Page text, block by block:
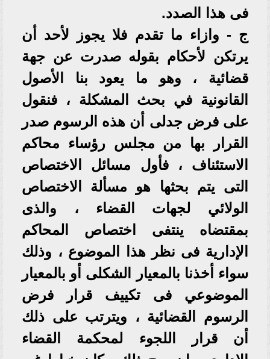
فى هذا الصدد.
ج - وازاء ما تقدم فلا يجوز لأحد أن
يرتكن لأحكام بقوله صدرت عن جهة
قضائية ، وهو ما يعود بنا الأصول
القانونية في بحث المشكلة ، فنقول
على فرض جدلى أن هذه الرسوم صدر
القرار بها من مجلس رؤساء محاكم
الاستئناف ، فأول مسائل الاختصاص
التى يتم بحثها هو مسألة الاختصاص
الولائي لجهات القضاء ، والذى
بمقتضاه ينتفى اختصاص المحاكم
الإدارية فى نظر هذا الموضوع ، وذلك
سواء أخذنا بالمعيار الشكلى أو بالمعيار
الموضوعي فى تكييف قرار فرض
الرسوم القضائية ، ويترتب على ذلك
أن قرار اللجوء لمحكمة القضاء